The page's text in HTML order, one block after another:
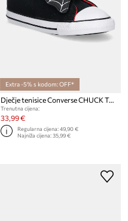
Extra -5% s kodom: OFF*
Dječje tenisice Converse CHUCK TAYLOR ALL STAR ONE STRAP
Trenutna cijena:
33,99 €
Regularna cijena:49,90 €
Najniža cijena:35,99 €